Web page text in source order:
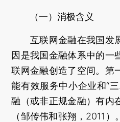
（一）消极含义
互联网金融在我国发
因是我国金融体系中的一
联网金融创造了空间。第
能有效服务中小企业和“
融（或非正规金融）有内
（邹传伟和张翔，2011